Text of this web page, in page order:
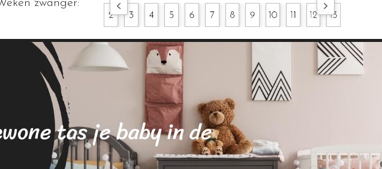
zwanger:
tas je baby in de